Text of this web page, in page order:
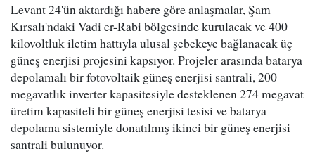
Levant 24'ün aktardığı habere göre anlaşmalar, Şam
Kırsalı'ndaki Vadi er-Rabi bölgesinde kurulacak ve 400
kilovoltluk iletim hattıyla ulusal şebekeye bağlanacak üç
güneş enerjisi projesini kapsıyor. Projeler arasında batarya
depolamalı bir fotovoltaik güneş enerjisi santrali, 200
megavatlık inverter kapasitesiyle desteklenen 274 megavat
üretim kapasiteli bir güneş enerjisi tesisi ve batarya
depolama sistemiyle donatılmış ikinci bir güneş enerjisi
santrali bulunuyor.